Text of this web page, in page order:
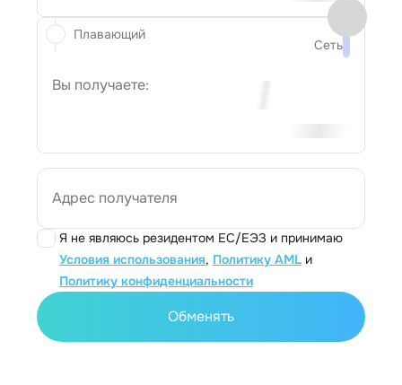
Сеть
Вы получаете:
Адрес получателя
Я не являюсь резидентом ЕС/ЕЭЗ и принимаю
Условия использования, Политику AML и
Политику конфиденциальности
Плавающий
Обменять